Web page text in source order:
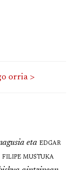
orria >
eta edgar
filipe mustuka